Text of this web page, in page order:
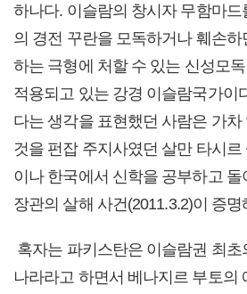
하나다. 이슬람의 창시자 무함마
의 경전 꾸란을 모독하거나 훼손
하는 극형에 처할 수 있는 신성모
적용되고 있는 강경 이슬람국가이
다는 생각을 표현했던 사람은 가
것을 펀잡 주지사였던 살만 타시르
이나 한국에서 신학을 공부하고 돌
장관의 살해 사건(2011.3.2)이 증
혹자는 파키스탄은 이슬람권 최
나라라고 하면서 베나지르 부토의